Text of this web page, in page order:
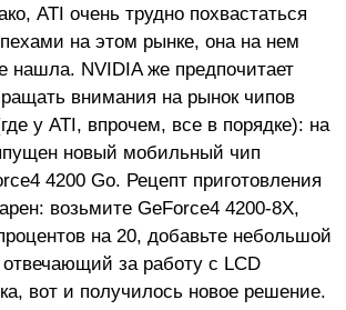
ATI очень трудно похвастаться
на этом рынке, она на нем
нашла. NVIDIA же предпочитает
внимания на рынок чипов
у ATI, впрочем, все в порядке): на
новый мобильный чип
4200 Go. Рецепт приготовления
возьмите GeForce4 4200-8X,
на 20, добавьте небольшой
за работу с LCD
вот и получилось новое решение.